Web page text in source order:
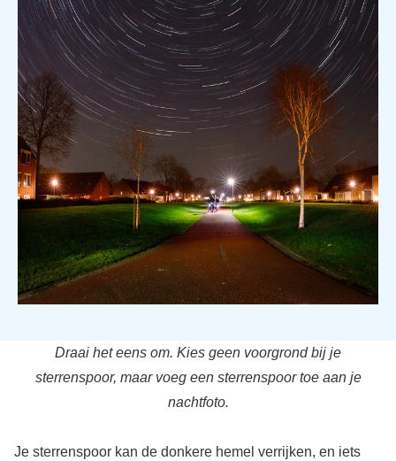
Draai het eens om. Kies geen voorgrond bij je
sterrenspoor, maar voeg een sterrenspoor toe aan je
nachtfoto.
Je sterrenspoor kan de donkere hemel verrijken, en iets